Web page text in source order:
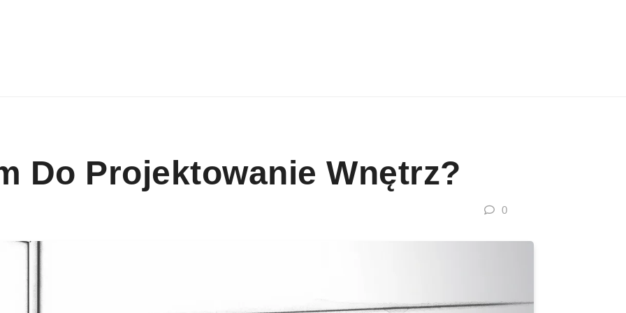
Do Projektowanie Wnętrz?
0